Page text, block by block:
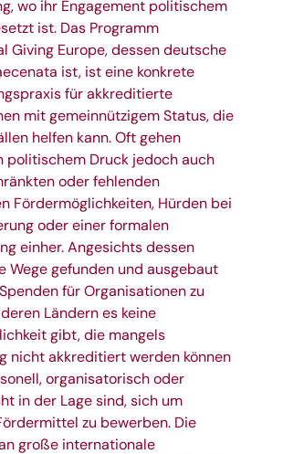
wo ihr Engagement politischem
ist. Das Programm
Giving Europe, dessen deutsche
ist, ist eine konkrete
für akkreditierte
mit gemeinnützigem Status, die
helfen kann. Oft gehen
politischem Druck jedoch auch
oder fehlenden
Fördermöglichkeiten, Hürden bei
oder einer formalen
einher. Angesichts dessen
Wege gefunden und ausgebaut
für Organisationen zu
Ländern es keine
gibt, die mangels
nicht akkreditiert werden können
organisatorisch oder
in der Lage sind, sich um
zu bewerben. Die
große internationale